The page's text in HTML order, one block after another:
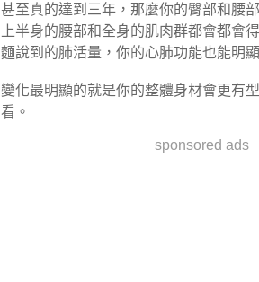
甚至真的達到三年，那麼你的臀部和腰
上半身的腰部和全身的肌肉群都會都會
麵說到的肺活量，你的心肺功能也能明
變化最明顯的就是你的整體身材會更有
看。
sponsored ads